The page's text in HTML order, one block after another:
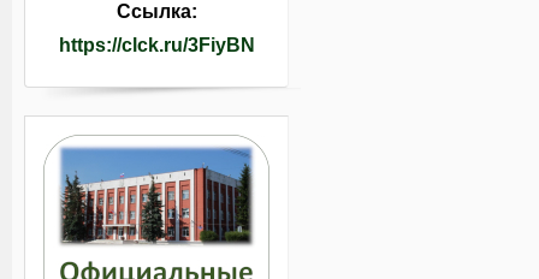
Ссылка:
https://clck.ru/3FiyBN